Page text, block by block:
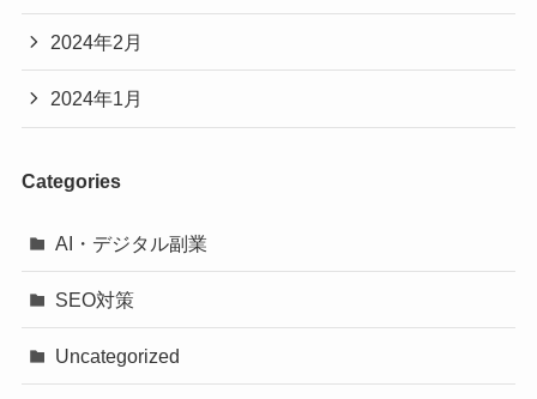
2024年2月
2024年1月
Categories
AI・デジタル副業
SEO対策
Uncategorized